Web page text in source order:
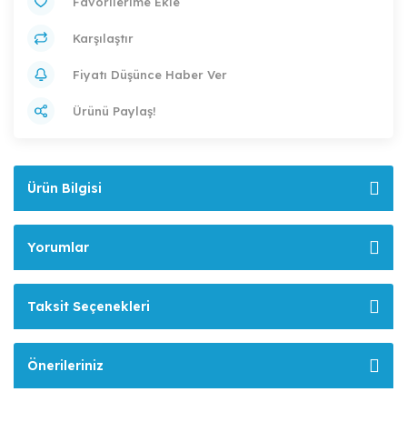
Karşılaştır
Fiyatı Düşünce Haber Ver
Ürünü Paylaş!
Ürün Bilgisi
Yorumlar
Taksit Seçenekleri
Önerileriniz